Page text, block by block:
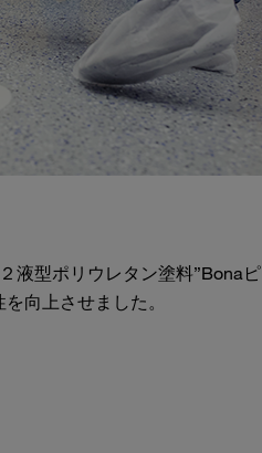
液型ポリウレタン塗料”Bonaピ
向上させました。